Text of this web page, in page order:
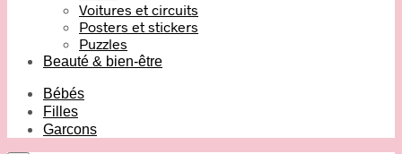
Voitures et circuits
Posters et stickers
Puzzles
Beauté & bien-être
Bébés
Filles
Garcons